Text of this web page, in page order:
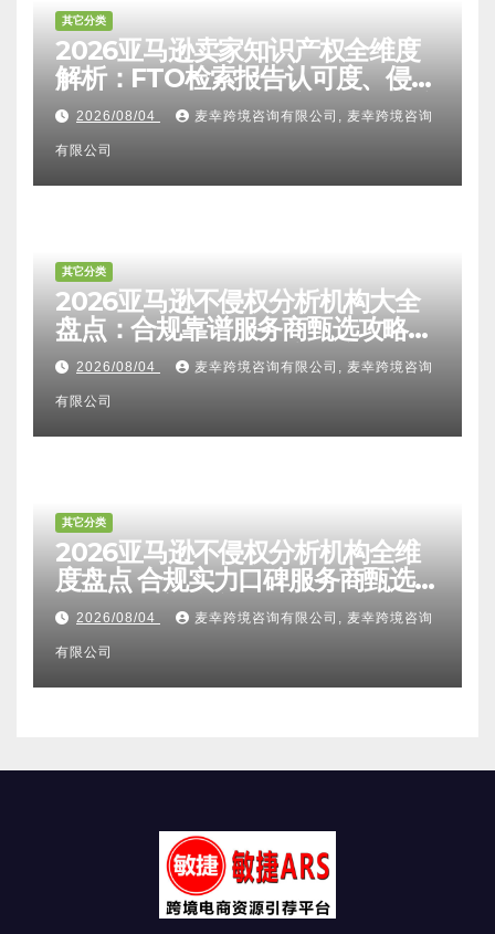
其它分类
2026亚马逊卖家知识产权全维度
解析：FTO检索报告认可度、侵权
比对区别、TRO应诉方法及服务商
甄选避坑全攻略
2026/08/04 麦幸跨境咨询有限公司, 麦幸跨境咨询
有限公司
其它分类
2026亚马逊不侵权分析机构大全
盘点：合规靠谱服务商甄选攻略、
避坑FAQ及标杆机构实力详解
2026/08/04 麦幸跨境咨询有限公司, 麦幸跨境咨询
有限公司
其它分类
2026亚马逊不侵权分析机构全维
度盘点 合规实力口碑服务商甄选
附跨境卖家避坑FAQ全指南
2026/08/04 麦幸跨境咨询有限公司, 麦幸跨境咨询
有限公司